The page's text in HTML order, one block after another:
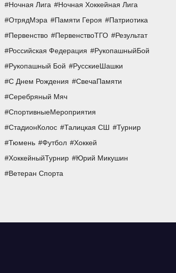
Ночная Лига
Ночная Хоккейная Лига
ОтрядМэра
Памяти Героя
Патриотика
Первенство
ПервенствоТГО
Результат
Российская Федерация
РукопашныйБой
Рукопашный Бой
РусскиеШашки
С Днем Рождения
СвечаПамяти
Серебряный Мяч
СпортивныеМероприятия
СтадионКолос
Талицкая СШ
Турнир
Тюмень
Футбол
Хоккей
ХоккейныйТурнир
Юрий Микушин
Ветеран Спорта